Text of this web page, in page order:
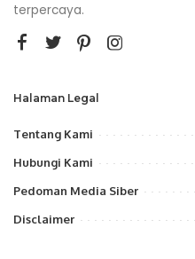
terpercaya.
Halaman Legal
Tentang Kami
Hubungi Kami
Pedoman Media Siber
Disclaimer